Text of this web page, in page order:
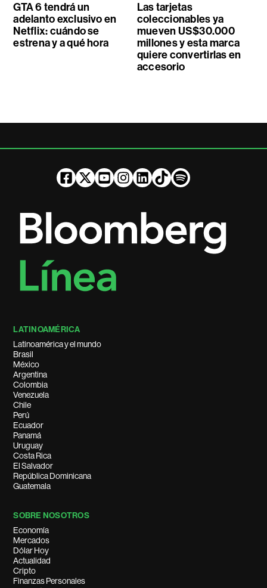
GTA 6 tendrá un
adelanto exclusivo en
Netflix: cuándo se
estrena y a qué hora
Las tarjetas
coleccionables ya
mueven US$30.000
millones y esta marca
quiere convertirlas en
accesorio
LATINOAMÉRICA
Latinoamérica y el mundo
Brasil
México
Argentina
Colombia
Venezuela
Chile
Perú
Ecuador
Panamá
Uruguay
Costa Rica
El Salvador
República Dominicana
Guatemala
SOBRE NOSOTROS
Economía
Mercados
Dólar Hoy
Actualidad
Cripto
Finanzas Personales